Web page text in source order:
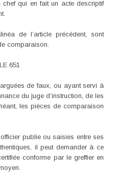
qui en fait un acte descriptif
de l’article précédent, sont
comparaison.
651
de faux, ou ayant servi à
du juge d’instruction, de les
les pièces de comparaison
publie ou saisies entre ses
il peut demander à ce
conforme par le greffier en